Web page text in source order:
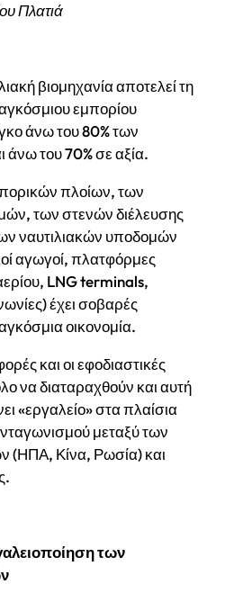
Πλατιά
βιομηχανία αποτελεί τη
εμπορίου
άνω του 80% των
άνω του 70% σε αξία.
πλοίων, των
των στενών διέλευσης
ναυτιλιακών υποδομών
αγωγοί, πλατφόρμες
LNG terminals,
έχει σοβαρές
οικονομία.
και οι εφοδιαστικές
να διαταραχθούν και αυτή
«εργαλείο» στα πλαίσια
μεταξύ των
(ΗΠΑ, Κίνα, Ρωσία) και
των